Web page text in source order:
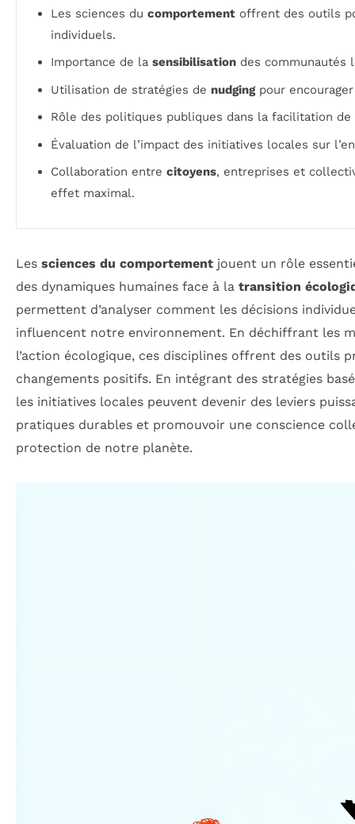
Les sciences du comportement offrent des outils
individuels.
Importance de la sensibilisation des communautés
Utilisation de stratégies de nudgingpour
Rôle des politiques publiques dans la facilitation de
Évaluation de l’impact des initiatives locales sur
Collaboration entre citoyens, entreprises et
effet maximal.
Les sciences du comportement jouent un rôle
des dynamiques humaines face à la transition
permettent d’analyser comment les décisions
influencent notre environnement. En déchiffrant les
l’action écologique, ces disciplines offrent des outils
changements positifs. En intégrant des stratégies
les initiatives locales peuvent devenir des leviers
pratiques durables et promouvoir une conscience
protection de notre planète.